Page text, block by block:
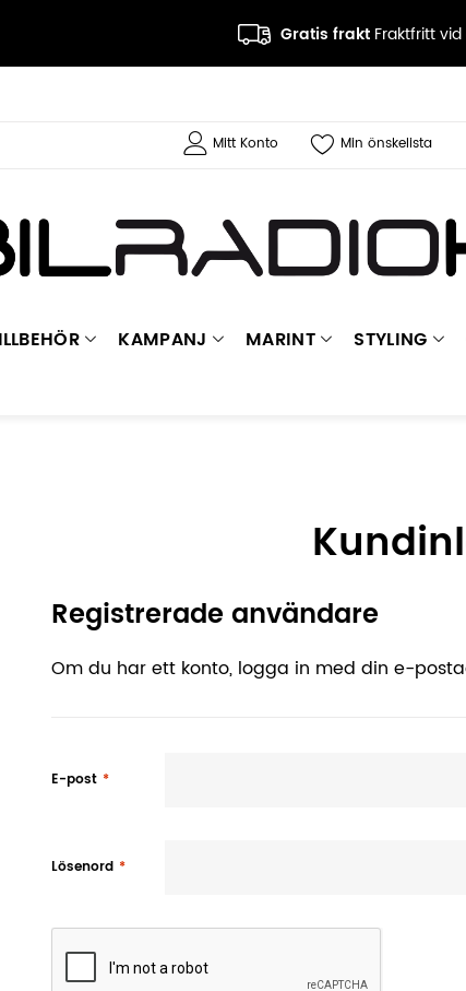
Gratis frakt Fraktfritt
Mitt Konto Min önskelista
KAMPANJ MARINT STYLING
Registrerade användare
Om du har ett konto, logga in med din e-
E-post
Lösenord